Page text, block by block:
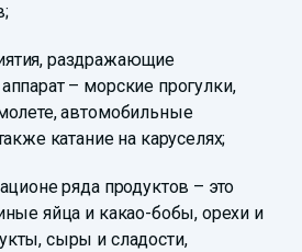
раздражающие
– морские прогулки,
автомобильные
катание на каруселях;
ряда продуктов – это
яйца и какао-бобы, орехи и
сыры и сладости,